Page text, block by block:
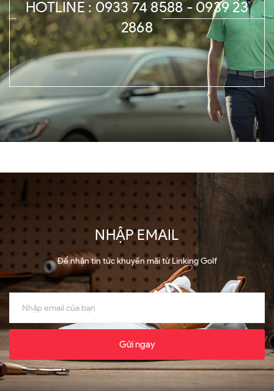
HOTLINE : 0933 74 8588 - 0939 23
2868
NHẬP EMAIL
Để nhận tin tức khuyến mãi từ Linking Golf
Gửi ngay